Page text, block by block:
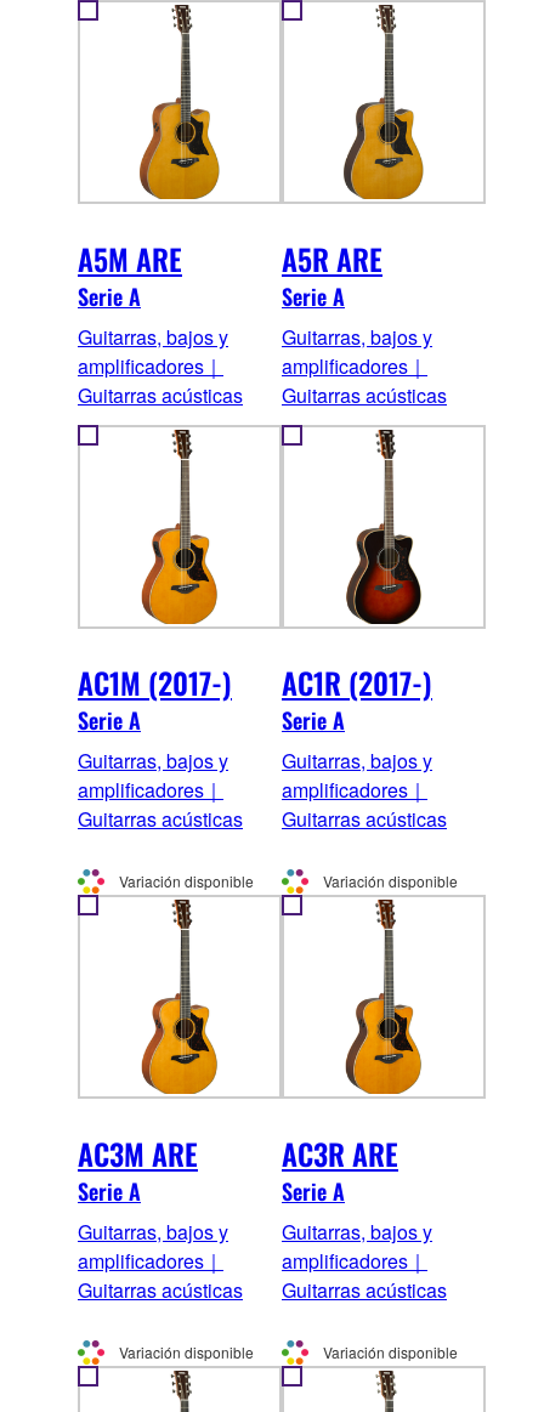
A5M ARE
Serie A
Guitarras, bajos y
amplificadores｜
Guitarras acústicas
A5R ARE
Serie A
Guitarras, bajos y
amplificadores｜
Guitarras acústicas
AC1M (2017-)
Serie A
Guitarras, bajos y
amplificadores｜
Guitarras acústicas
Variación disponible
AC1R (2017-)
Serie A
Guitarras, bajos y
amplificadores｜
Guitarras acústicas
Variación disponible
AC3M ARE
Serie A
Guitarras, bajos y
amplificadores｜
Guitarras acústicas
Variación disponible
AC3R ARE
Serie A
Guitarras, bajos y
amplificadores｜
Guitarras acústicas
Variación disponible